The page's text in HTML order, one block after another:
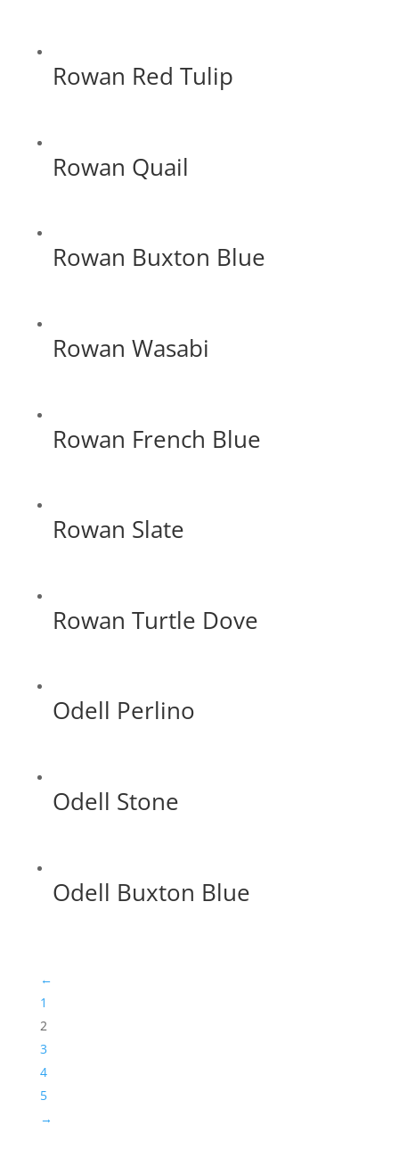
Rowan Red Tulip
Rowan Quail
Rowan Buxton Blue
Rowan Wasabi
Rowan French Blue
Rowan Slate
Rowan Turtle Dove
Odell Perlino
Odell Stone
Odell Buxton Blue
←
1
2
3
4
5
→